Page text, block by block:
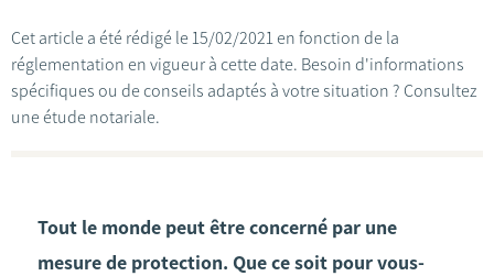
Cet article a été rédigé le 15/02/2021 en fonction de la
réglementation en vigueur à cette date. Besoin d'informations
spécifiques ou de conseils adaptés à votre situation ? Consultez
une étude notariale.
Tout le monde peut être concerné par une
mesure de protection. Que ce soit pour vous-